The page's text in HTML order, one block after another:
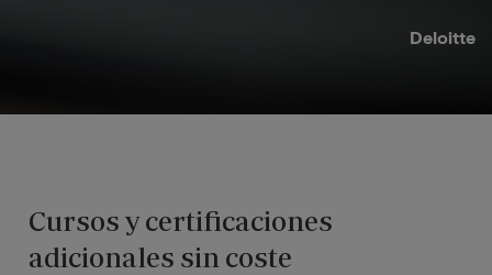
Deloitte​
Cursos y certificaciones
adicionales sin coste